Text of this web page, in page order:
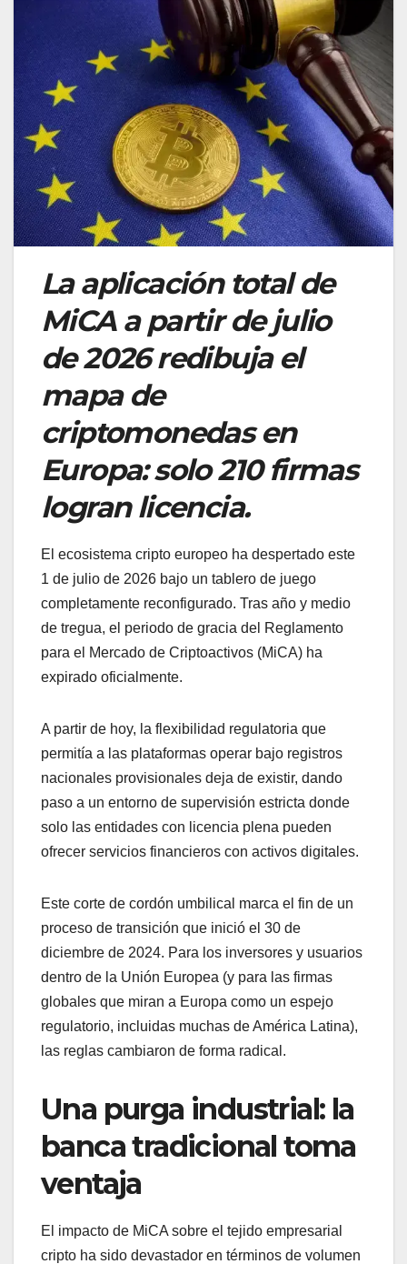
La aplicación total de
MiCA a partir de julio
de 2026 redibuja el
mapa de
criptomonedas en
Europa: solo 210 firmas
logran licencia.
El ecosistema cripto europeo ha despertado este
1 de julio de 2026 bajo un tablero de juego
completamente reconfigurado. Tras año y medio
de tregua, el periodo de gracia del Reglamento
para el Mercado de Criptoactivos (MiCA) ha
expirado oficialmente.
A partir de hoy, la flexibilidad regulatoria que
permitía a las plataformas operar bajo registros
nacionales provisionales deja de existir, dando
paso a un entorno de supervisión estricta donde
solo las entidades con licencia plena pueden
ofrecer servicios financieros con activos digitales.
Este corte de cordón umbilical marca el fin de un
proceso de transición que inició el 30 de
diciembre de 2024. Para los inversores y usuarios
dentro de la Unión Europea (y para las firmas
globales que miran a Europa como un espejo
regulatorio, incluidas muchas de América Latina),
las reglas cambiaron de forma radical.
Una purga industrial: la
banca tradicional toma
ventaja
El impacto de MiCA sobre el tejido empresarial
cripto ha sido devastador en términos de volumen